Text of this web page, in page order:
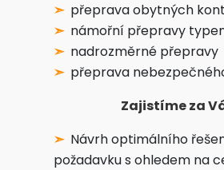
přeprava obytných
námořní přepravy
nadrozměrné přepravy
přeprava
Zajistíme za
Návrh optimálního
požadavku s ohledem na